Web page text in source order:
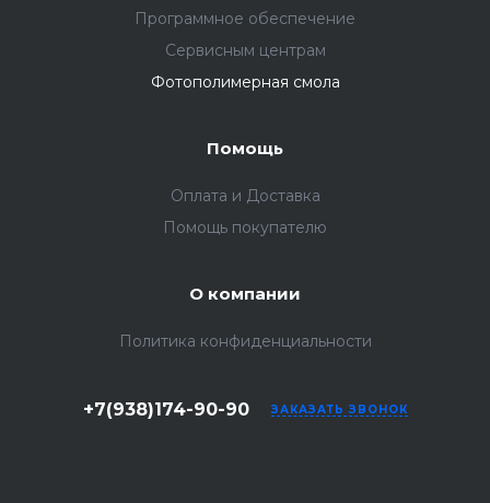
Программное обеспечение
Сервисным центрам
Фотополимерная смола
Помощь
Оплата и Доставка
Помощь покупателю
О компании
Политика конфиденциальности
+7(938)174-90-90 ЗАКАЗАТЬ ЗВОНОК